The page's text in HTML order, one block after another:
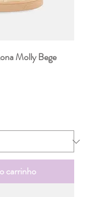
Molly Bege
carrinho